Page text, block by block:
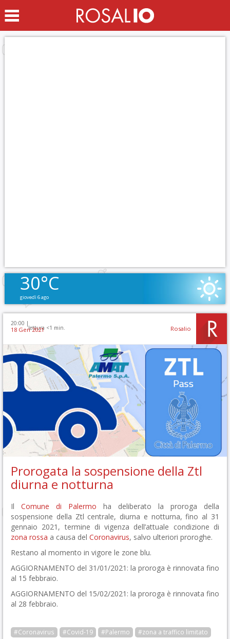
30°C
giovedì 6 ago
20:00 |
lettura <1 min.
18 Gen 2021 Rosalio
Prorogata la sospensione della Ztl
diurna e notturna
Il Comune di Palermo ha deliberato la proroga della
sospensione della Ztl centrale, diurna e notturna, fino al 31
gennaio 2021, termine di vigenza dell’attuale condizione di
zona rossa a causa del Coronavirus, salvo ulteriori proroghe.
Restano al momento in vigore le zone blu.
AGGIORNAMENTO del 31/01/2021: la proroga è rinnovata fino
al 15 febbraio.
AGGIORNAMENTO del 15/02/2021: la proroga è rinnovata fino
al 28 febbraio.
#Coronavirus #Covid-19 #Palermo
#zona a traffico limitato